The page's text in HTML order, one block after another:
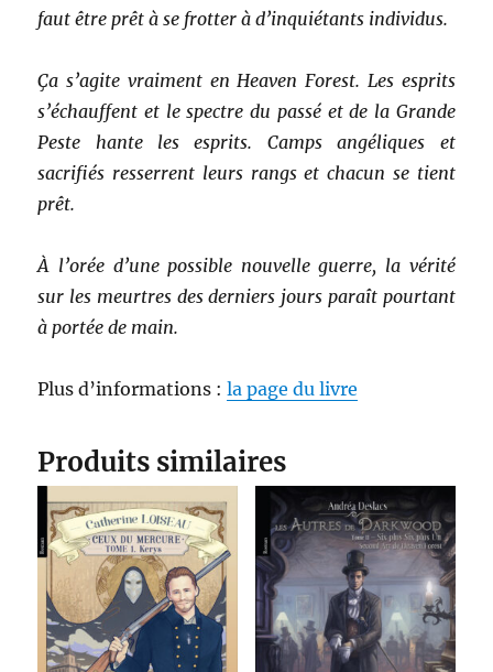
faut être prêt à se frotter à d’inquiétants individus.
Ça s’agite vraiment en Heaven Forest. Les esprits
s’échauffent et le spectre du passé et de la Grande
Peste hante les esprits. Camps angéliques et
sacrifiés resserrent leurs rangs et chacun se tient
prêt.
À l’orée d’une possible nouvelle guerre, la vérité
sur les meurtres des derniers jours paraît pourtant
à portée de main.
Plus d’informations :la page du livre
Produits similaires